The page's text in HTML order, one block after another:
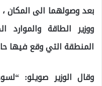
بعد وصولهما الى المكان
ووزير الطاقة
المنطقة التي وقع فيها